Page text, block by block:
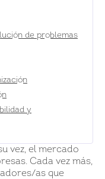
de problemas
y
vez, el mercado
Cada vez más,
as que